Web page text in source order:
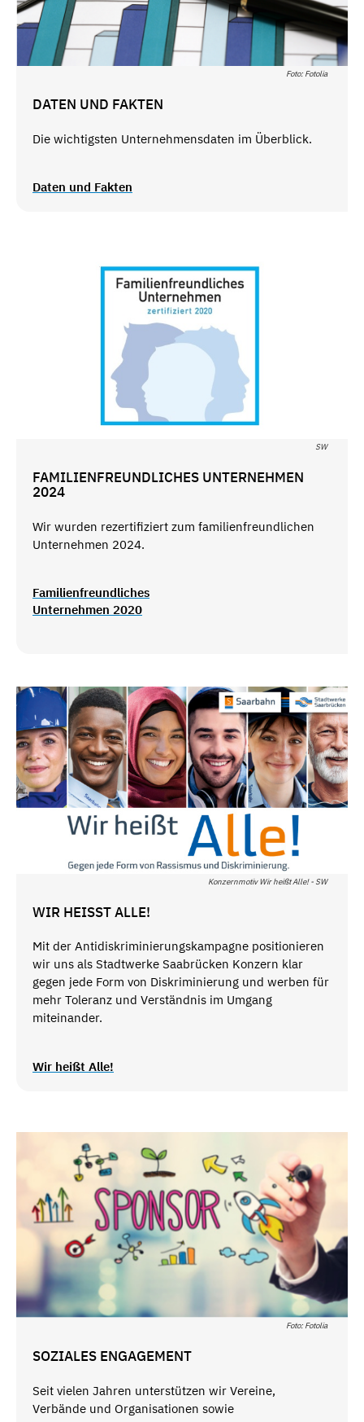
Foto: Fotolia
DATEN UND FAKTEN
Die wichtigsten Unternehmensdaten im Überblick.
Daten und Fakten
SW
FAMILIENFREUNDLICHES UNTERNEHMEN
2024
Wir wurden rezertifiziert zum familienfreundlichen
Unternehmen 2024.
Familienfreundliches
Unternehmen 2020
Konzernmotiv Wir heißt Alle! - SW
WIR HEISST ALLE!
Mit der Antidiskriminierungskampagne positionieren
wir uns als Stadtwerke Saabrücken Konzern klar
gegen jede Form von Diskriminierung und werben für
mehr Toleranz und Verständnis im Umgang
miteinander.
Wir heißt Alle!
Foto: Fotolia
SOZIALES ENGAGEMENT
Seit vielen Jahren unterstützen wir Vereine,
Verbände und Organisationen sowie